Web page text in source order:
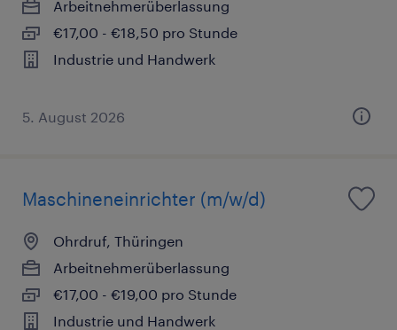
Arbeitnehmerüberlassung
€17,00 - €18,50 pro Stunde
Industrie und Handwerk
5. August 2026
Maschineneinrichter (m/w/d)
Ohrdruf, Thüringen
Arbeitnehmerüberlassung
€17,00 - €19,00 pro Stunde
Industrie und Handwerk